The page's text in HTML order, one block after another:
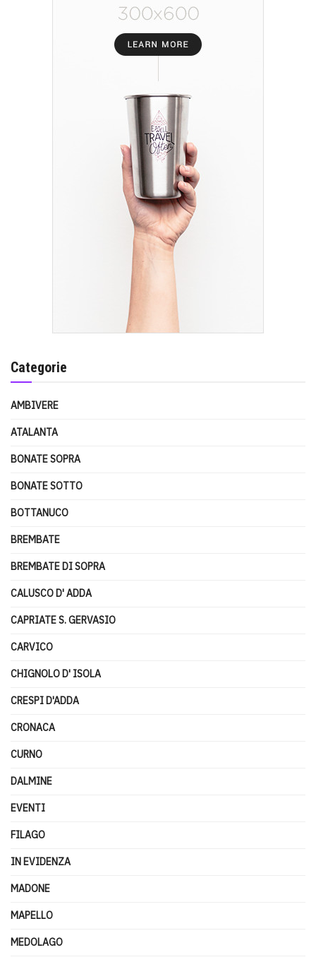
Categorie
AMBIVERE
ATALANTA
BONATE SOPRA
BONATE SOTTO
BOTTANUCO
BREMBATE
BREMBATE DI SOPRA
CALUSCO D' ADDA
CAPRIATE S. GERVASIO
CARVICO
CHIGNOLO D' ISOLA
CRESPI D'ADDA
CRONACA
CURNO
DALMINE
EVENTI
FILAGO
IN EVIDENZA
MADONE
MAPELLO
MEDOLAGO